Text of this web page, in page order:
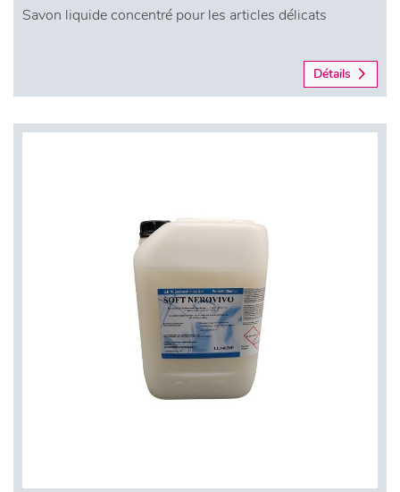
Savon liquide concentré pour les articles délicats
Détails